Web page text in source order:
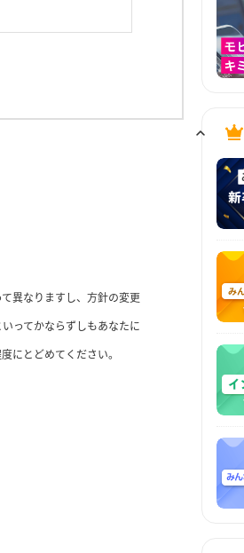
異なりますし、方針の変更
ってかならずしもあなたに
にとどめてください。